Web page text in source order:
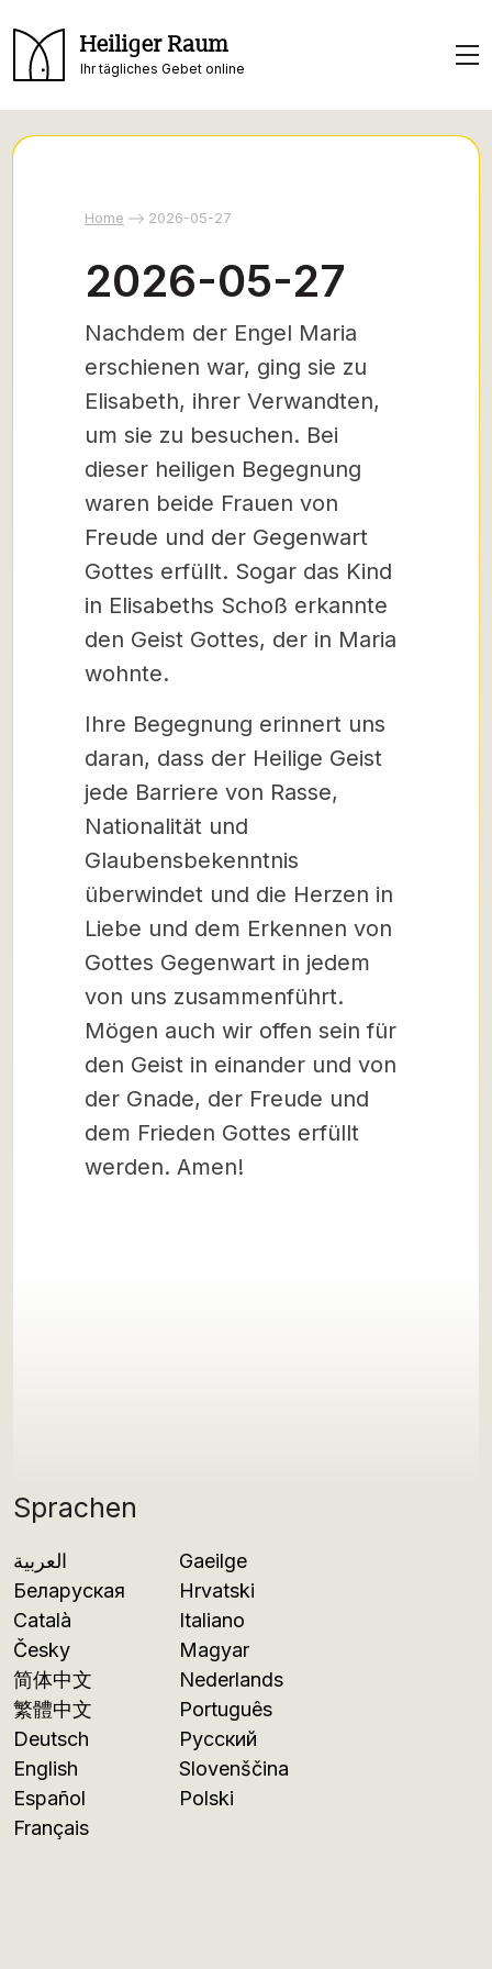
Heiliger Raum
Ihr tägliches Gebet online
Sprachen
العربية
Беларуская
Català
Česky
简体中文
繁體中文
Deutsch
English
Español
Français
Gaeilge
Hrvatski
Italiano
Magyar
Nederlands
Português
Русский
Slovenščina
Polski
Home 2026-05-27
2026-05-27
Nachdem der Engel Maria
erschienen war, ging sie zu
Elisabeth, ihrer Verwandten,
um sie zu besuchen. Bei
dieser heiligen Begegnung
waren beide Frauen von
Freude und der Gegenwart
Gottes erfüllt. Sogar das Kind
in Elisabeths Schoß erkannte
den Geist Gottes, der in Maria
wohnte.
Ihre Begegnung erinnert uns
daran, dass der Heilige Geist
jede Barriere von Rasse,
Nationalität und
Glaubensbekenntnis
überwindet und die Herzen in
Liebe und dem Erkennen von
Gottes Gegenwart in jedem
von uns zusammenführt.
Mögen auch wir offen sein für
den Geist in einander und von
der Gnade, der Freude und
dem Frieden Gottes erfüllt
werden. Amen!